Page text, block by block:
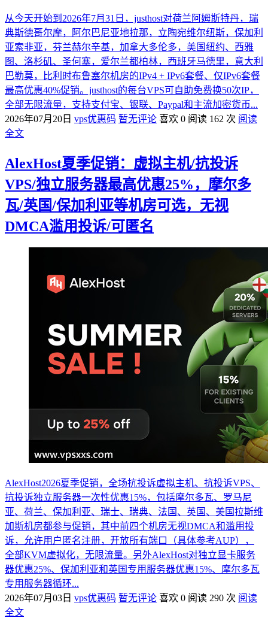
从今天开始到2026年7月31日，justhost对荷兰阿姆斯特丹，瑞
典斯德哥尔摩，阿尔巴尼亚地拉那，立陶宛维尔纽斯，保加利
亚索非亚，芬兰赫尔辛基，加拿大多伦多，美国纽约、西雅
图、洛杉矶、圣何塞，爱尔兰都柏林，西班牙马德里，意大利
巴勒莫，比利时布鲁塞尔机房的IPv4 + IPv6套餐、仅IPv6套餐
最高优惠40%促销。justhost的每台VPS可自助免费换50次IP，
全部无限流量，支持支付宝、银联、Paypal和主流加密货币...
2026年07月20日 vps优惠码 暂无评论 喜欢 0 阅读 162 次 阅读
全文
AlexHost夏季促销：虚拟主机/抗投诉
VPS/独立服务器最高优惠25%，摩尔多
瓦/英国/保加利亚等机房可选，无视
DMCA滥用投诉/可匿名
AlexHost2026夏季促销，全场抗投诉虚拟主机、抗投诉VPS、
抗投诉独立服务器一次性优惠15%，包括摩尔多瓦、罗马尼
亚、荷兰、保加利亚、瑞士、瑞典、法国、英国、美国拉斯维
加斯机房都参与促销，其中前四个机房无视DMCA和滥用投
诉，允许用户匿名注册，开放所有端口（具体参考AUP），
全部KVM虚拟化，无限流量。另外AlexHost对独立显卡服务
器优惠25%、保加利亚和英国专用服务器优惠15%、摩尔多瓦
专用服务器循环...
2026年07月03日 vps优惠码 暂无评论 喜欢 0 阅读 290 次 阅读
全文